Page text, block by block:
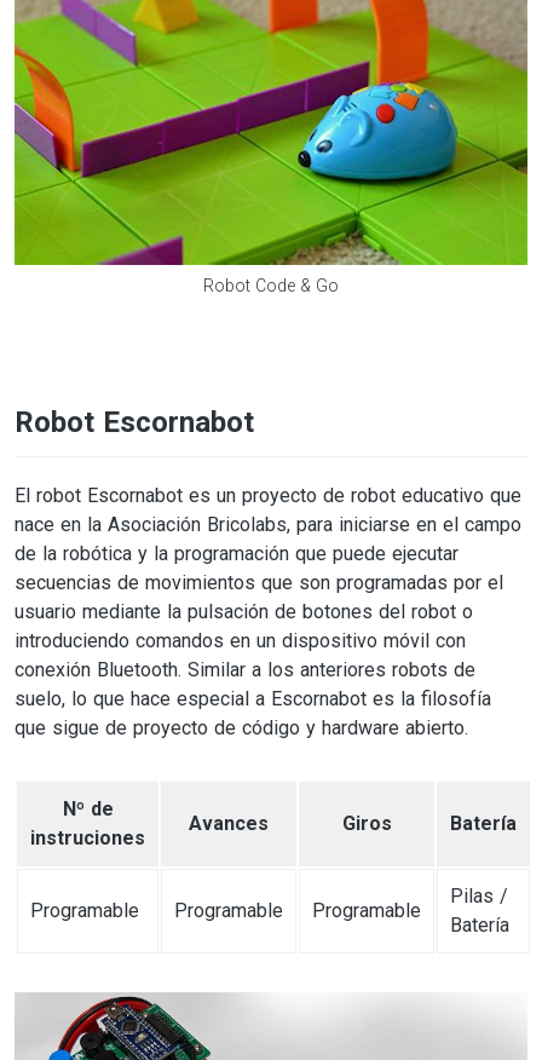
Robot Code & Go
Robot Escornabot
El robot Escornabot es un proyecto de robot educativo que
nace en la Asociación Bricolabs, para iniciarse en el campo
de la robótica y la programación que puede ejecutar
secuencias de movimientos que son programadas por el
usuario mediante la pulsación de botones del robot o
introduciendo comandos en un dispositivo móvil con
conexión Bluetooth. Similar a los anteriores robots de
suelo, lo que hace especial a Escornabot es la filosofía
que sigue de proyecto de código y hardware abierto.
Nº de
instruciones
Avances Giros Batería
Programable Programable Programable
Pilas /
Batería